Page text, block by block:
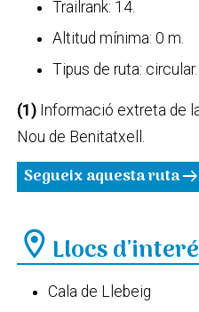
Trailrank: 14.
Altitud mínima: 0 m.
Tipus de ruta: circular.
(1) Informació extreta de
Nou de Benitatxell.
Segueix aquesta rutaarrow_right_alt
location_on Llocs
Cala de Llebeig